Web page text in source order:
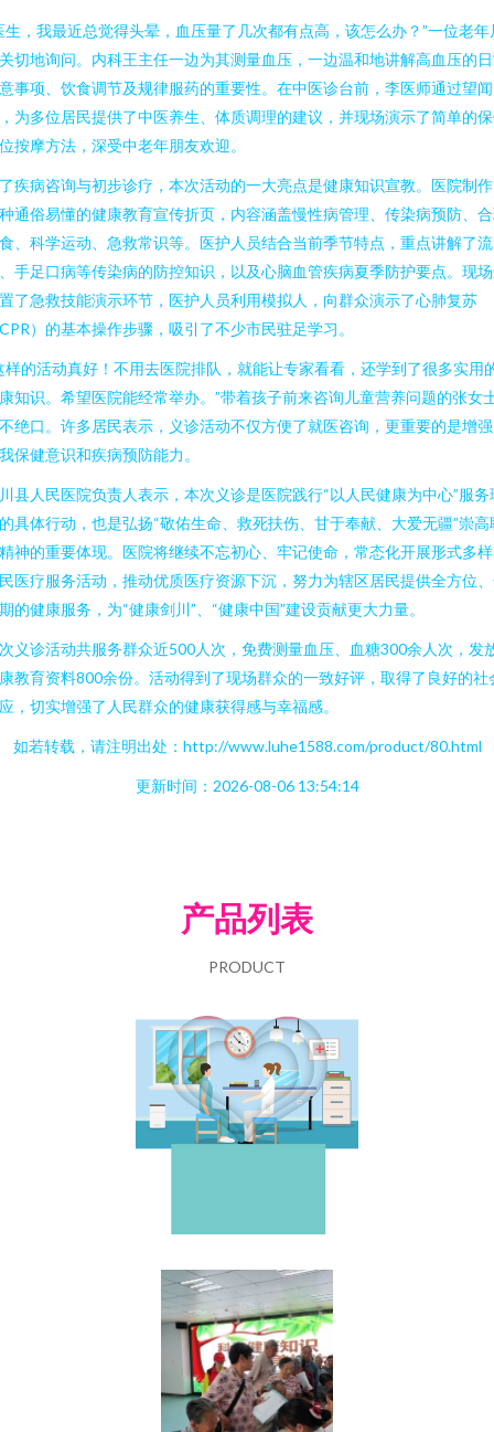
生，我最近总觉得头晕，血压量了几次都有点高，该怎么办？”一位老年
切地询问。内科王主任一边为其测量血压，一边温和地讲解高血压的
事项、饮食调节及规律服药的重要性。在中医诊台前，李医师通过望
为多位居民提供了中医养生、体质调理的建议，并现场演示了简单的
按摩方法，深受中老年朋友欢迎。
疾病咨询与初步诊疗，本次活动的一大亮点是健康知识宣教。医院制
通俗易懂的健康教育宣传折页，内容涵盖慢性病管理、传染病预防、
、科学运动、急救常识等。医护人员结合当前季节特点，重点讲解了流
手足口病等传染病的防控知识，以及心脑血管疾病夏季防护要点。现
了急救技能演示环节，医护人员利用模拟人，向群众演示了心肺复苏
）的基本操作步骤，吸引了不少市民驻足学习。
样的活动真好！不用去医院排队，就能让专家看看，还学到了很多实用
知识。希望医院能经常举办。”带着孩子前来咨询儿童营养问题的张女
绝口。许多居民表示，义诊活动不仅方便了就医咨询，更重要的是增
保健意识和疾病预防能力。
县人民医院负责人表示，本次义诊是医院践行“以人民健康为中心”服务
具体行动，也是弘扬“敬佑生命、救死扶伤、甘于奉献、大爱无疆”崇高
神的重要体现。医院将继续不忘初心、牢记使命，常态化开展形式多
医疗服务活动，推动优质医疗资源下沉，努力为辖区居民提供全方位
的健康服务，为“健康剑川”、“健康中国”建设贡献更大力量。
义诊活动共服务群众近500人次，免费测量血压、血糖300余人次，发
教育资料800余份。活动得到了现场群众的一致好评，取得了良好的社
，切实增强了人民群众的健康获得感与幸福感。
如若转载，请注明出处：http://www.luhe1588.com/product/80.html
更新时间：2026-08-06 13:54:14
产品列表
PRODUCT